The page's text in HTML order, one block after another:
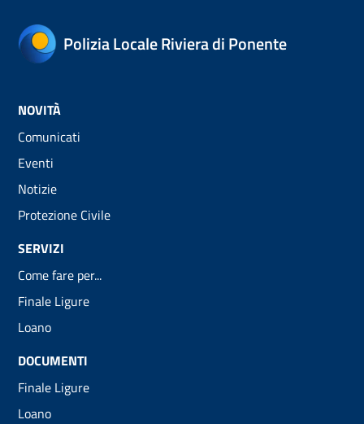
Polizia Locale Riviera di Ponente
NOVITÀ
Comunicati
Eventi
Notizie
Protezione Civile
SERVIZI
Come fare per...
Finale Ligure
Loano
DOCUMENTI
Finale Ligure
Loano